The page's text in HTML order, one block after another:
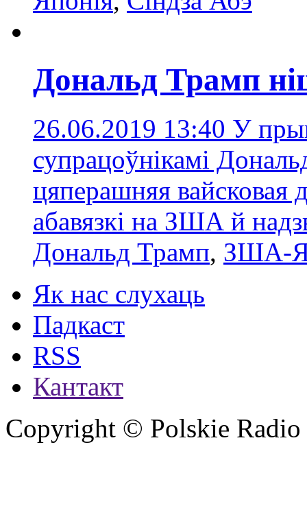
Дональд Трамп
26.06.2019 13:40 У
супрацоўнікамі
цяперашняя вайсковая
абавязкі на ЗША й
Дональд Трамп, ЗША-
Як нас слухаць
Падкаст
RSS
Кантакт
Copyright © Polskie